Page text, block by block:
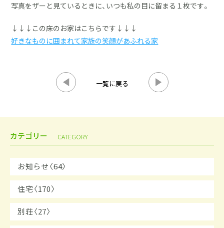
写真をザーと見ているときに、いつも私の目に留まる１枚です。
↓↓↓この床のお家はこちらです↓↓↓
好きなものに囲まれて家族の笑顔があふれる家
一覧に戻る
カテゴリー CATEGORY
お知らせ〈64〉
住宅〈170〉
別荘〈27〉